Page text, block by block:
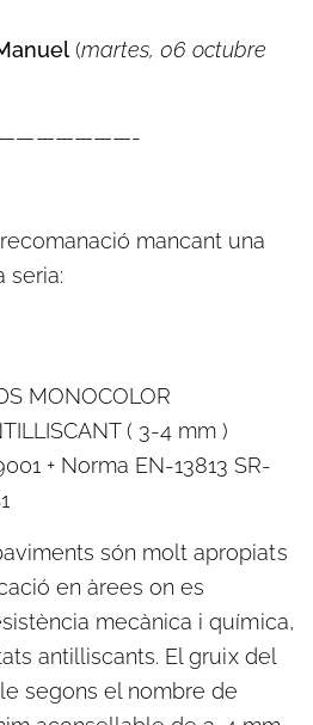
(martes, 06 octubre
mancant una
seria:
MONOCOLOR
( 3-4 mm )
+ Norma EN-13813 SR-
són molt apropiats
en àrees on es
mecànica i química,
antilliscants. El gruix del
segons el nombre de